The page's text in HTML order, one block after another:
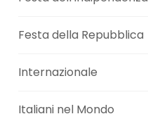
Festa della Repubblica
Internazionale
Italiani nel Mondo